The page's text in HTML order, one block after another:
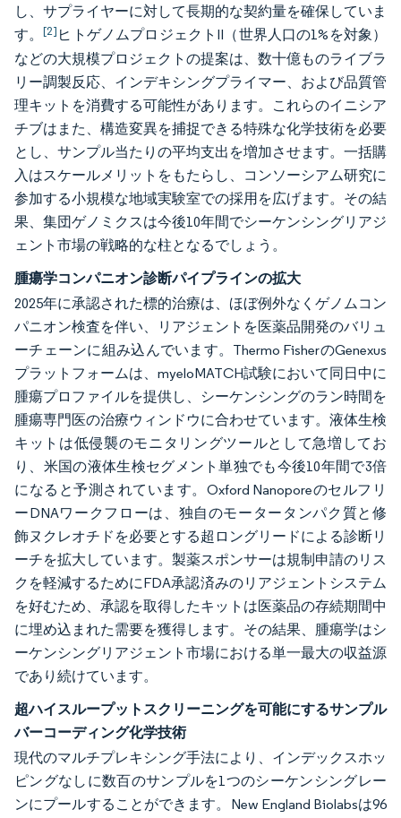
し、サプライヤーに対して長期的な契約量を確保していま
す。[2] ヒトゲノムプロジェクトII（世界人口の1%を対象）
などの大規模プロジェクトの提案は、数十億ものライブラ
リー調製反応、インデキシングプライマー、および品質管
理キットを消費する可能性があります。これらのイニシア
チブはまた、構造変異を捕捉できる特殊な化学技術を必要
とし、サンプル当たりの平均支出を増加させます。一括購
入はスケールメリットをもたらし、コンソーシアム研究に
参加する小規模な地域実験室での採用を広げます。その結
果、集団ゲノミクスは今後10年間でシーケンシングリアジ
ェント市場の戦略的な柱となるでしょう。
腫瘍学コンパニオン診断パイプラインの拡大
2025年に承認された標的治療は、ほぼ例外なくゲノムコン
パニオン検査を伴い、リアジェントを医薬品開発のバリュ
ーチェーンに組み込んでいます。Thermo FisherのGenexus
プラットフォームは、myeloMATCH試験において同日中に
腫瘍プロファイルを提供し、シーケンシングのラン時間を
腫瘍専門医の治療ウィンドウに合わせています。液体生検
キットは低侵襲のモニタリングツールとして急増してお
り、米国の液体生検セグメント単独でも今後10年間で3倍
になると予測されています。Oxford Nanoporeのセルフリ
ーDNAワークフローは、独自のモータータンパク質と修
飾ヌクレオチドを必要とする超ロングリードによる診断リ
ーチを拡大しています。製薬スポンサーは規制申請のリス
クを軽減するためにFDA承認済みのリアジェントシステム
を好むため、承認を取得したキットは医薬品の存続期間中
に埋め込まれた需要を獲得します。その結果、腫瘍学はシ
ーケンシングリアジェント市場における単一最大の収益源
であり続けています。
超ハイスループットスクリーニングを可能にするサンプル
バーコーディング化学技術
現代のマルチプレキシング手法により、インデックスホッ
ピングなしに数百のサンプルを1つのシーケンシングレー
ンにプールすることができます。New England Biolabsは96